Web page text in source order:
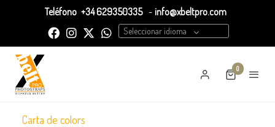
Teléfono +34 629350335 - info@xbeltpro.com
Seleccionar idioma
0
Carta de colors